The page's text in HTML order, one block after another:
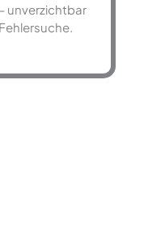
unverzichtbar